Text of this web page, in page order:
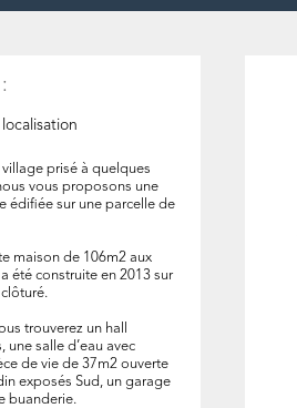
village prisé à quelques
vous proposons une
édifiée sur une parcelle de
maison de 106m2 aux
été construite en 2013 sur
trouverez un hall
une salle d’eau avec
de vie de 37m2 ouverte
exposés Sud, un garage
buanderie.